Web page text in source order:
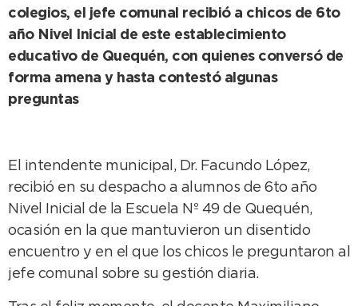
colegios, el jefe comunal recibió a chicos de 6to
año Nivel Inicial de este establecimiento
educativo de Quequén, con quienes conversó de
forma amena y hasta contestó algunas
preguntas
El intendente municipal, Dr. Facundo López,
recibió en su despacho a alumnos de 6to año
Nivel Inicial de la Escuela Nº 49 de Quequén,
ocasión en la que mantuvieron un disentido
encuentro y en el que los chicos le preguntaron al
jefe comunal sobre su gestión diaria.